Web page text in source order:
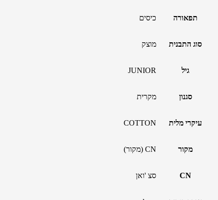
תפאורה כיסים
סוג התבנית מוצק
גיל JUNIOR
סגנון מקרית
עיקרי מלית COTTON
מקור CN (מקור)
CN סצ 'ואן